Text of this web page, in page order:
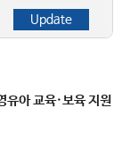
아 교육·보육 지원